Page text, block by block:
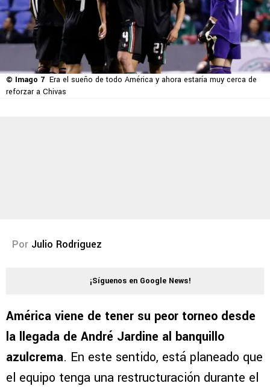
© Imago 7 Era el sueño de todo América y ahora estaría muy cerca de
reforzar a Chivas
Por Julio Rodriguez
¡Síguenos en Google News!
América viene de tener su peor torneo desde
la llegada de André Jardine al banquillo
azulcrema. En este sentido, está planeado que
el equipo tenga una restructuración durante el